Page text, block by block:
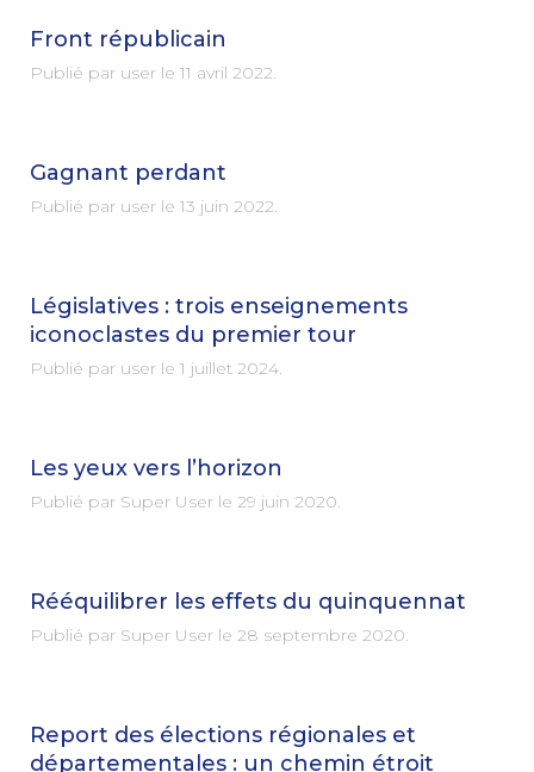
Front républicain
Publié par user le 11 avril 2022.
Gagnant perdant
Publié par user le 13 juin 2022.
Législatives : trois enseignements
iconoclastes du premier tour
Publié par user le 1 juillet 2024.
Les yeux vers l’horizon
Publié par Super User le 29 juin 2020.
Rééquilibrer les effets du quinquennat
Publié par Super User le 28 septembre 2020.
Report des élections régionales et
départementales : un chemin étroit